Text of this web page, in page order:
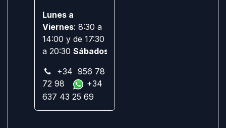
Lunes a
Viernes: 8:30 a
14:00 y de 17:30
a 20:30 Sábados:
+34 956 78
72 98
+34
637 43 25 69